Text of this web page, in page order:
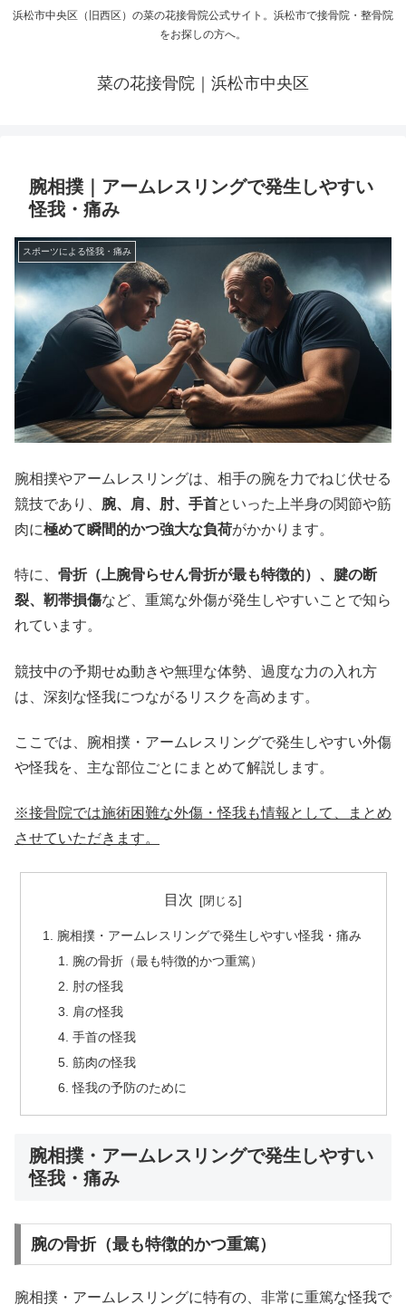
浜松市中央区（旧西区）の菜の花接骨院公式サイト。浜松市で接骨院・整骨院
をお探しの方へ。
菜の花接骨院｜浜松市中央区
腕相撲｜アームレスリングで発生しやすい
怪我・痛み
スポーツによる怪我・痛み
腕相撲やアームレスリングは、相手の腕を力でねじ伏せる
競技であり、 腕、肩、肘、手首といった上半身の関節や筋
肉に極めて瞬間的かつ強大な負荷がかかります。
特に、 骨折（上腕骨らせん骨折が最も特徴的）、腱の断
裂、靭帯損傷など、重篤な外傷が発生しやすいことで知ら
れています。
競技中の予期せぬ動きや無理な体勢、過度な力の入れ方
は、深刻な怪我につながるリスクを高めます。
ここでは、腕相撲・アームレスリングで発生しやすい外傷
や怪我を、主な部位ごとにまとめて解説します。
※接骨院では施術困難な外傷・怪我も情報として、まとめ
させていただきます。
目次
腕相撲・アームレスリングで発生しやすい怪我・痛み
腕の骨折（最も特徴的かつ重篤）
肘の怪我
肩の怪我
手首の怪我
筋肉の怪我
怪我の予防のために
腕相撲・アームレスリングで発生しやすい
怪我・痛み
腕の骨折（最も特徴的かつ重篤）
腕相撲・アームレスリングに特有の、非常に重篤な怪我で